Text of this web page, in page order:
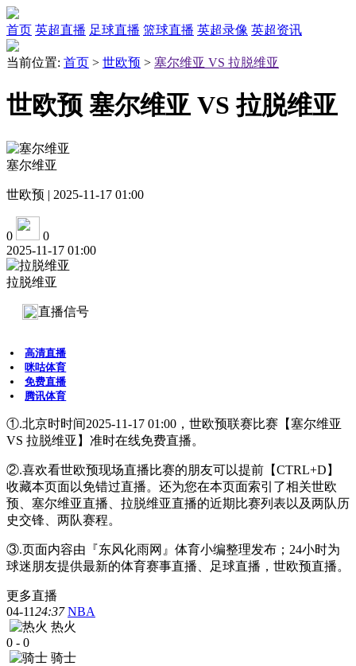
首页 英超直播 足球直播 篮球直播 英超录像 英超资讯
当前位置: 首页 > 世欧预 > 塞尔维亚 VS 拉脱维亚
世欧预 塞尔维亚 VS 拉脱维亚
塞尔维亚
世欧预 | 2025-11-17 01:00
0
0
2025-11-17 01:00
拉脱维亚
直播信号
高清直播
咪咕体育
免费直播
腾讯体育
①.北京时时间2025-11-17 01:00，世欧预联赛比赛【塞尔维亚
VS 拉脱维亚】准时在线免费直播。
②.喜欢看世欧预现场直播比赛的朋友可以提前【CTRL+D】
收藏本页面以免错过直播。还为您在本页面索引了相关世欧
预、塞尔维亚直播、拉脱维亚直播的近期比赛列表以及两队历
史交锋、两队赛程。
③.页面内容由『东风化雨网』体育小编整理发布；24小时为
球迷朋友提供最新的体育赛事直播、足球直播，世欧预直播。
更多直播
04-1124:37 NBA
热火
0 - 0
骑士